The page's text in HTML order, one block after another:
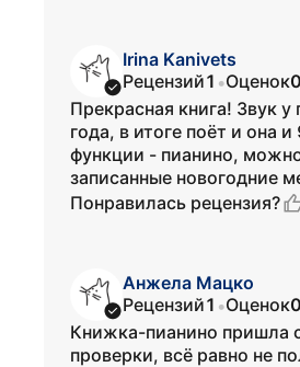
Irina Kanivets
Рецензий1 •Оценок0
Прекрасная книга! Звук
года, в итоге поёт и она
функции - пианино,
записанные новогодние
Понравилась рецензия?
Анжела Мацко
Рецензий1 •Оценок0
Книжка-пианино пришла
проверки, всё равно не